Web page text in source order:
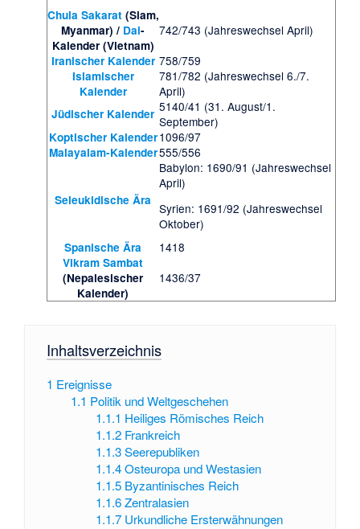
Chula Sakarat(Siam,
Myanmar) / Dai-
Kalender (Vietnam)
742/743 (Jahreswechsel April)
Iranischer Kalender 758/759
Islamischer
Kalender
781/782 (Jahreswechsel 6./7.
April)
Jüdischer Kalender 5140/41 (31. August/1.
September)
Koptischer Kalender1096/97
Malayalam-Kalender555/556
Seleukidische Ära
Babylon: 1690/91 (Jahreswechsel
April)
Syrien: 1691/92 (Jahreswechsel
Oktober)
Spanische Ära 1418
Vikram Sambat
(Nepalesischer
Kalender)
1436/37
Inhaltsverzeichnis
1 Ereignisse
1.1 Politik und Weltgeschehen
1.1.1 Heiliges Römisches Reich
1.1.2 Frankreich
1.1.3 Seerepubliken
1.1.4 Osteuropa und Westasien
1.1.5 Byzantinisches Reich
1.1.6 Zentralasien
1.1.7 Urkundliche Ersterwähnungen